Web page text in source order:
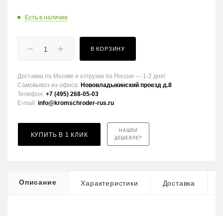
Есть в наличии
В КОРЗИНУ
Доставка по Москве и отгрузка по России — 1-2 дня!
Самовывоз из офиса: Нововладыкинский проезд д.8
Телефон: +7 (495) 268-05-03
E-mail: info@kromschroder-rus.ru
КУПИТЬ В 1 КЛИК
НАШЛИ
ДЕШЕВЛЕ?
Описание Характеристики Доставка